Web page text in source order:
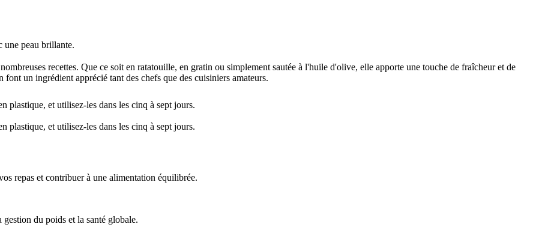
une peau brillante.
recettes. Que ce soit en ratatouille, en gratin ou simplement sautée à l'huile d'olive, elle apporte une touche de fraîcheur et de
un ingrédient apprécié tant des chefs que des cuisiniers amateurs.
plastique, et utilisez-les dans les cinq à sept jours.
plastique, et utilisez-les dans les cinq à sept jours.
repas et contribuer à une alimentation équilibrée.
du poids et la santé globale.